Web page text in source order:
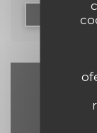
Au
et variée
produits
C’est